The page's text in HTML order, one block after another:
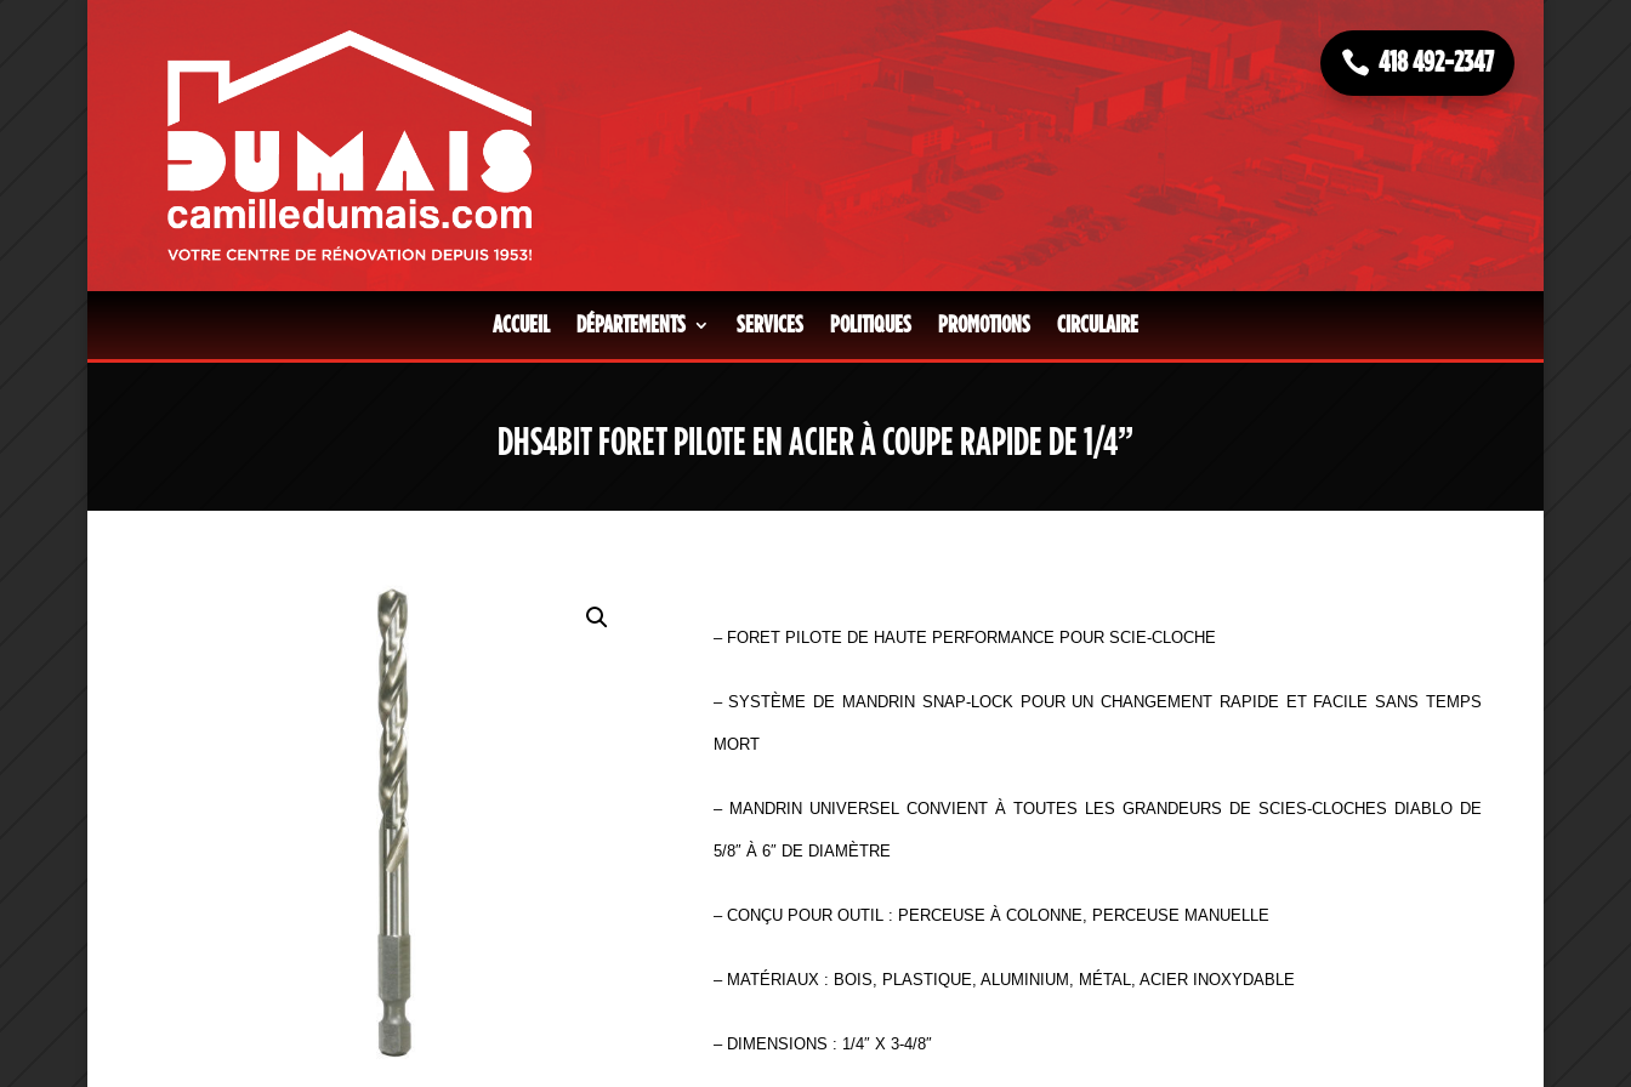
418 492-2347
ACCUEIL DÉPARTEMENTS SERVICES POLITIQUES PROMOTIONS CIRCULAIRE
DHS4BIT FORET PILOTE EN ACIER À COUPE RAPIDE DE 1/4”
– FORET PILOTE DE HAUTE PERFORMANCE POUR SCIE-CLOCHE
– SYSTÈME DE MANDRIN SNAP-LOCK POUR UN CHANGEMENT RAPIDE ET FACILE SANS TEMPS
MORT
– MANDRIN UNIVERSEL CONVIENT À TOUTES LES GRANDEURS DE SCIES-CLOCHES DIABLO DE
5/8″ À 6″ DE DIAMÈTRE
– CONÇU POUR OUTIL : PERCEUSE À COLONNE, PERCEUSE MANUELLE
– MATÉRIAUX : BOIS, PLASTIQUE, ALUMINIUM, MÉTAL, ACIER INOXYDABLE
– DIMENSIONS : 1/4″ X 3-4/8″